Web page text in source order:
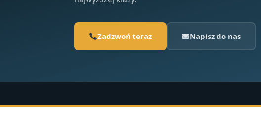
Zadzwoń teraz Napisz do nas